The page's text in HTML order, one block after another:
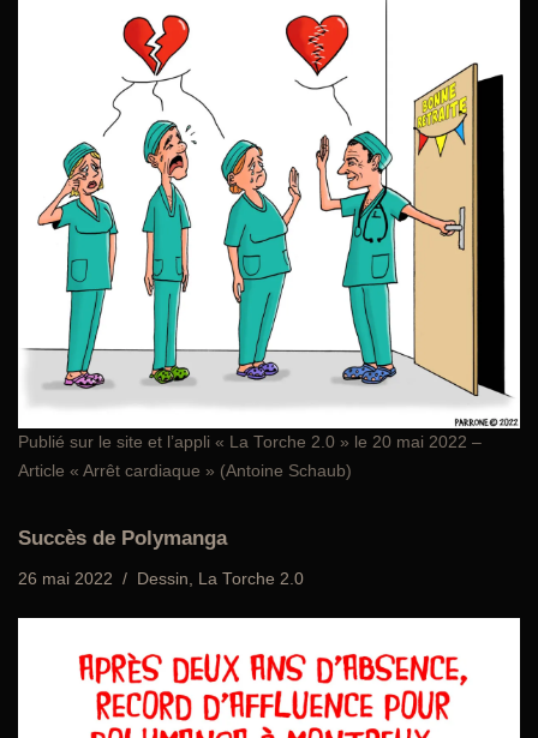
Publié sur le site et l’appli « La Torche 2.0 » le 20 mai 2022 –
Article « Arrêt cardiaque » (Antoine Schaub)
Succès de Polymanga
26 mai 2022 Dessin, La Torche 2.0